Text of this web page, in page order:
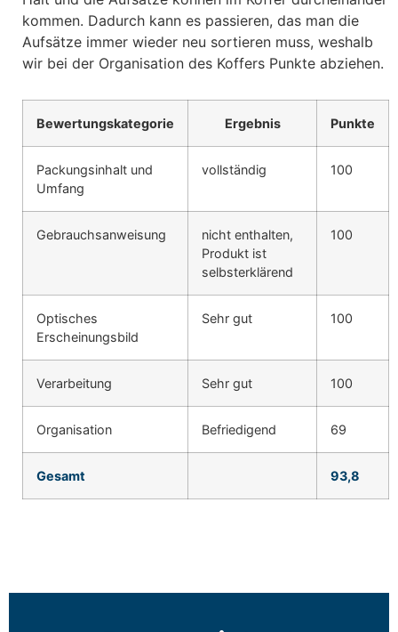
kommen. Dadurch kann es passieren, das man die
Aufsätze immer wieder neu sortieren muss, weshalb
wir bei der Organisation des Koffers Punkte abziehen.
Bewertungskategorie Ergebnis Punkte
Packungsinhalt und
Umfang
vollständig 100
Gebrauchsanweisung
nicht enthalten,
Produkt ist
selbsterklärend
100
Optisches
Erscheinungsbild
Sehr gut 100
Verarbeitung Sehr gut 100
Organisation Befriedigend 69
Gesamt 93,8